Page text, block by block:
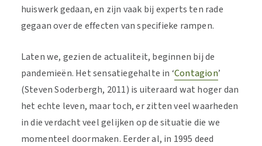
huiswerk gedaan, en zijn vaak bij experts ten rade
gegaan over de effecten van specifieke rampen.
Laten we, gezien de actualiteit, beginnen bij de
pandemieën. Het sensatiegehalte in ‘Contagion’
(Steven Soderbergh, 2011) is uiteraard wat hoger dan
het echte leven, maar toch, er zitten veel waarheden
in die verdacht veel gelijken op de situatie die we
momenteel doormaken. Eerder al, in 1995 deed